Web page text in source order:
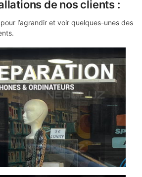
de nos clients :
l’agrandir et voir quelques-unes des